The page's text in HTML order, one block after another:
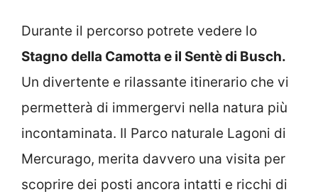
Durante il percorso potrete vedere lo
Stagno della Camotta e il Sentè di Busch.
Un divertente e rilassante itinerario che vi
permetterà di immergervi nella natura più
incontaminata. Il Parco naturale Lagoni di
Mercurago, merita davvero una visita per
scoprire dei posti ancora intatti e ricchi di